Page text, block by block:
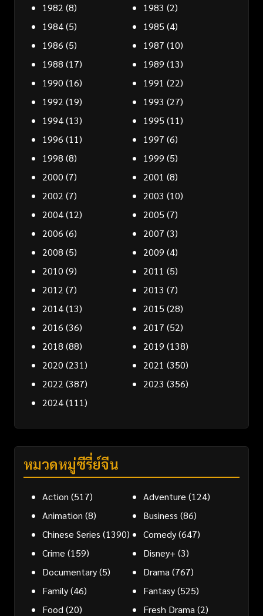
1982 (8) 1983 (2)
1984(5) 1985 (4)
1986 (5) 1987 (10)
1988 (17) 1989 (13)
1990 (16) 1991 (22)
1992 (19) 1993 (27)
1994(13) 1995 (11)
1996 (11) 1997 (6)
1998 (8) 1999 (5)
2000 (7) 2001 (8)
2002 (7) 2003 (10)
2004(12) 2005 (7)
2006 (6) 2007 (3)
2008 (5) 2009 (4)
2010 (9) 2011 (5)
2012 (7) 2013 (7)
2014(13) 2015 (28)
2016 (36) 2017 (52)
2018 (88) 2019 (138)
2020 (231) 2021 (350)
2022 (387) 2023 (356)
2024(111)
หมวดหมู่ซีรี่ย์จีน
Action (517) Adventure (124)
Animation (8) Business (86)
Chinese Series (1390) Comedy(647)
Crime (159) Disney+ (3)
Documentary(5) Drama (767)
Family(46) Fantasy(525)
Food (20) Fresh Drama (2)